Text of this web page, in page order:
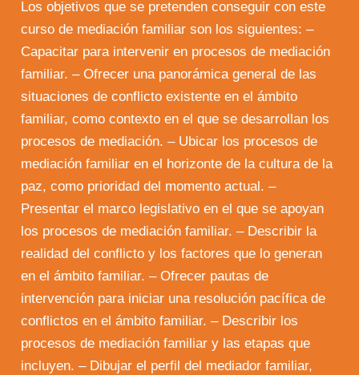
Los objetivos que se pretenden conseguir con este
curso de mediación familiar son los siguientes: –
Capacitar para intervenir en procesos de mediación
familiar. – Ofrecer una panorámica general de las
situaciones de conflicto existente en el ámbito
familiar, como contexto en el que se desarrollan los
procesos de mediación. – Ubicar los procesos de
mediación familiar en el horizonte de la cultura de la
paz, como prioridad del momento actual. –
Presentar el marco legislativo en el que se apoyan
los procesos de mediación familiar. – Describir la
realidad del conflicto y los factores que lo generan
en el ámbito familiar. – Ofrecer pautas de
intervención para iniciar una resolución pacífica de
conflictos en el ámbito familiar. – Describir los
procesos de mediación familiar y las etapas que
incluyen. – Dibujar el perfil del mediador familiar,